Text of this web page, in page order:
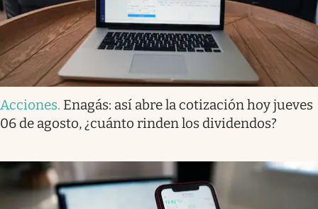
Acciones. Enagás: así abre la cotización hoy jueves
06 de agosto, ¿cuánto rinden los dividendos?